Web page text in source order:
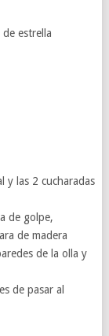
estrella
y las 2 cucharadas
de golpe,
de madera
de la olla y
de pasar al